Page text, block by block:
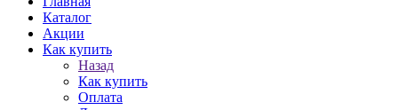
Каталог
Акции
Как купить
Назад
Как купить
Оплата